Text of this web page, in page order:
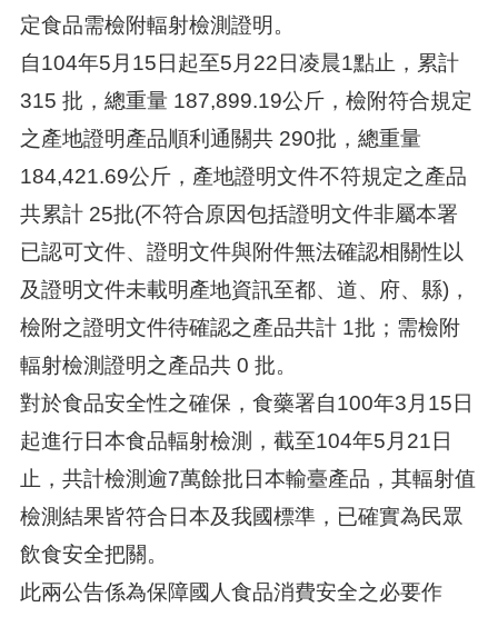
定食品需檢附輻射檢測證明。
自104年5月15日起至5月22日凌晨1點止，累計
315 批，總重量 187,899.19公斤，檢附符合規定
之產地證明產品順利通關共 290批，總重量
184,421.69公斤，產地證明文件不符規定之產品
共累計 25批(不符合原因包括證明文件非屬本署
已認可文件、證明文件與附件無法確認相關性以
及證明文件未載明產地資訊至都、道、府、縣)，
檢附之證明文件待確認之產品共計 1批；需檢附
輻射檢測證明之產品共 0 批。
對於食品安全性之確保，食藥署自100年3月15日
起進行日本食品輻射檢測，截至104年5月21日
止，共計檢測逾7萬餘批日本輸臺產品，其輻射值
檢測結果皆符合日本及我國標準，已確實為民眾
飲食安全把關。
此兩公告係為保障國人食品消費安全之必要作